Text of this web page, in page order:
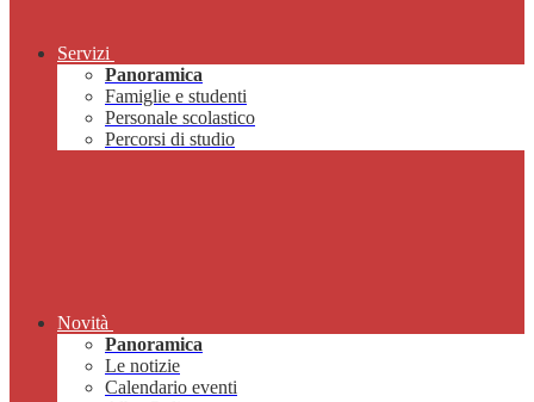
Servizi
Panoramica
Famiglie e studenti
Personale scolastico
Percorsi di studio
Novità
Panoramica
Le notizie
Calendario eventi